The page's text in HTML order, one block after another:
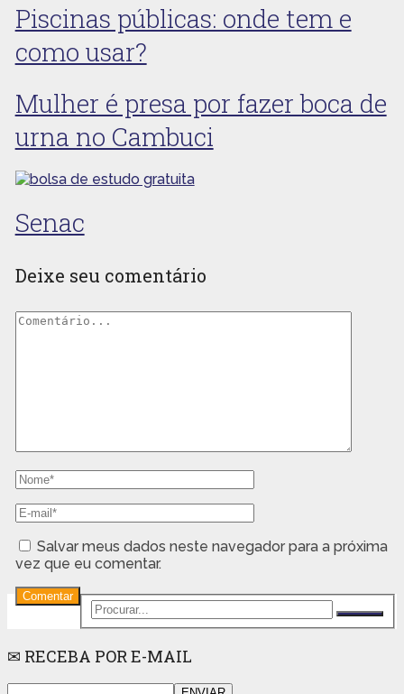
Piscinas públicas: onde tem e
como usar?
Mulher é presa por fazer boca de
urna no Cambuci
Senac
Deixe seu comentário
Salvar meus dados neste navegador para a próxima
vez que eu comentar.
✉ RECEBA POR E-MAIL